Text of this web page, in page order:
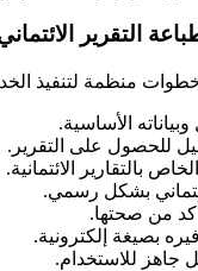
التقرير
منظمة لتنفيذ
الأساسية.
للحصول على التقرير.
بالتقارير الائتمانية.
بشكل رسمي.
من صحتها.
بصيغة إلكترونية.
جاهز للاستخدام.